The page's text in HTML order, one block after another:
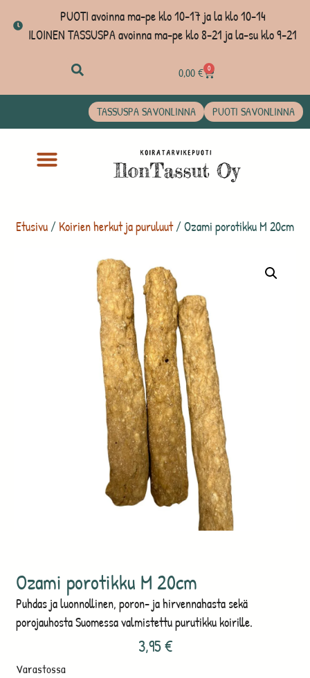
PUOTI avoinna ma-pe klo 10-17 ja la klo 10-14
ILOINEN TASSUSPA avoinna ma-pe klo 8-21 ja la-su klo 9-21
0,00€ 0
TASSUSPA SAVONLINNA PUOTI SAVONLINNA
Etusivu /Koirien herkut ja puruluut/ Ozami porotikku M 20cm
Ozami porotikku M 20cm
Puhdas ja luonnollinen, poron- ja hirvennahasta sekä
porojauhosta Suomessa valmistettu purutikku koirille.
3,95€
Varastossa